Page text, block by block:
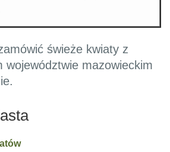
świeże kwiaty z
województwie mazowieckim